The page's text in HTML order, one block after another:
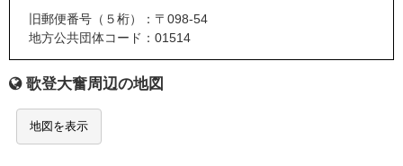
旧郵便番号（５桁）：〒098-54
地方公共団体コード：01514
歌登大奮周辺の地図
地図を表示